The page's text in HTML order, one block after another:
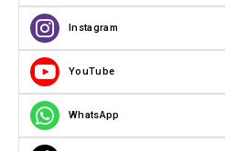
Instagram
YouTube
WhatsApp